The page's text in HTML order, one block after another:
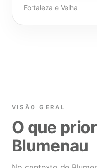
Fortaleza e Velha
VISÃO GERAL
O que
Blumenau